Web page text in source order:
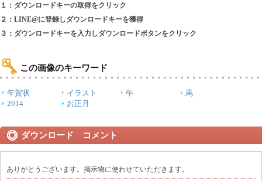
１：ダウンロードキーの取得をクリック
２：LINE@に登録しダウンロードキーを獲得
３：ダウンロードキーを入力しダウンロードボタンをクリック
この画像のキーワード
年賀状 イラスト 午
馬
2014
お正月
ダウンロード コメント
ありがとうございます。掲示物に使わせていただきます。